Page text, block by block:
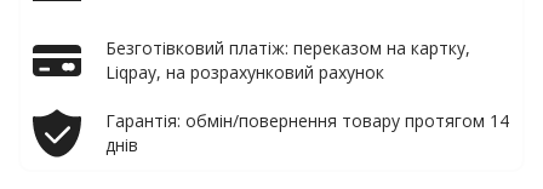
Безготівковий платіж: переказом на картку,
Liqpay, на розрахунковий рахунок
Гарантія: обмін/повернення товару протягом 14
днів